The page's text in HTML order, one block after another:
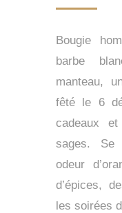
Bougie
barbe
manteau,
fêté le 6
cadeaux
sages. Se
odeur
d’épices,
les soirées